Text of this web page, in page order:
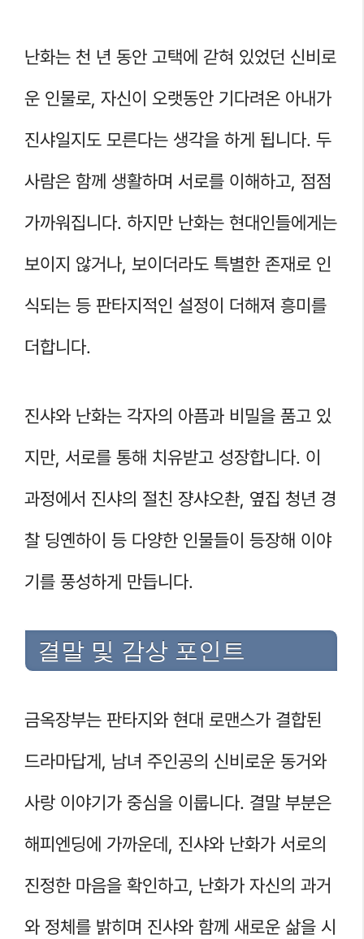
난화는 천 년 동안 고택에 갇혀 있었던 신비로
운 인물로, 자신이 오랫동안 기다려온 아내가
진샤일지도 모른다는 생각을 하게 됩니다. 두
사람은 함께 생활하며 서로를 이해하고, 점점
가까워집니다. 하지만 난화는 현대인들에게는
보이지 않거나, 보이더라도 특별한 존재로 인
식되는 등 판타지적인 설정이 더해져 흥미를
더합니다.
진샤와 난화는 각자의 아픔과 비밀을 품고 있
지만, 서로를 통해 치유받고 성장합니다. 이
과정에서 진샤의 절친 쟝샤오촨, 옆집 청년 경
찰 딩옌하이 등 다양한 인물들이 등장해 이야
기를 풍성하게 만듭니다.
결말 및 감상 포인트
금옥장부는 판타지와 현대 로맨스가 결합된
드라마답게, 남녀 주인공의 신비로운 동거와
사랑 이야기가 중심을 이룹니다. 결말 부분은
해피엔딩에 가까운데, 진샤와 난화가 서로의
진정한 마음을 확인하고, 난화가 자신의 과거
와 정체를 밝히며 진샤와 함께 새로운 삶을 시